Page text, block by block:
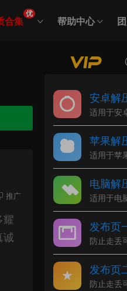
合集
优
帮助中心
推广
耀
诚
安卓解
适用于安
苹果解
适用于苹
电脑解
适用于电
发布页
防止走丢
发布页
防止走丢